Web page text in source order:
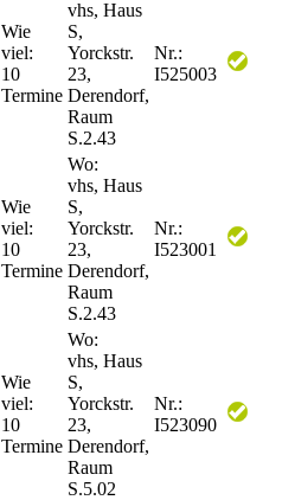
Wie
viel:
10
Termine
vhs, Haus
S,
Yorckstr.
23,
Derendorf,
Raum
S.2.43
Nr.:
I525003
Wie
viel:
10
Termine
Wo:
vhs, Haus
S,
Yorckstr.
23,
Derendorf,
Raum
S.2.43
Nr.:
I523001
Wie
viel:
10
Termine
Wo:
vhs, Haus
S,
Yorckstr.
23,
Derendorf,
Raum
S.5.02
Nr.:
I523090